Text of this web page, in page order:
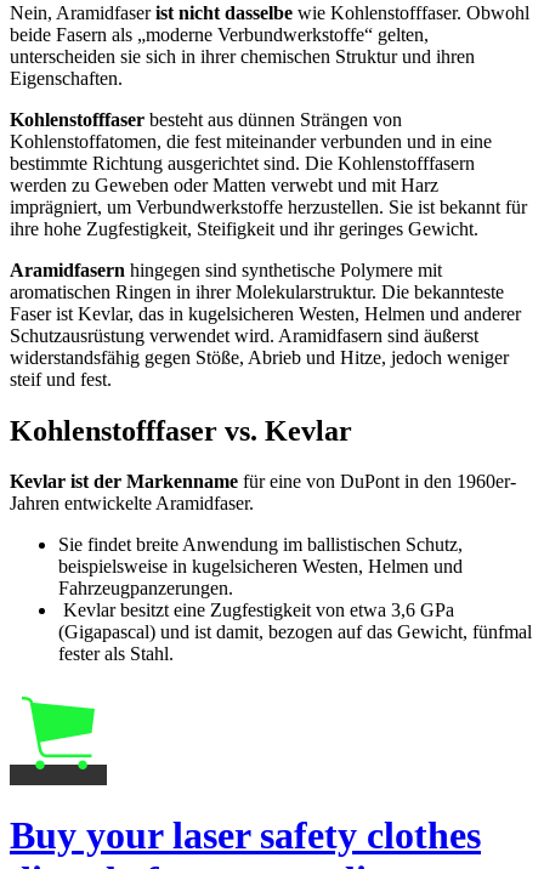
Nein, Aramidfaserist nicht dasselbe wie Kohlenstofffaser. Obwohl
beide Fasern als „moderne Verbundwerkstoffe“ gelten,
unterscheiden sie sich in ihrer chemischen Struktur und ihren
Eigenschaften.
Kohlenstofffaser besteht aus dünnen Strängen von
Kohlenstoffatomen, die fest miteinander verbunden und in eine
bestimmte Richtung ausgerichtet sind. Die Kohlenstofffasern
werden zu Geweben oder Matten verwebt und mit Harz
imprägniert, um Verbundwerkstoffe herzustellen. Sie ist bekannt für
ihre hohe Zugfestigkeit, Steifigkeit und ihr geringes Gewicht.
Aramidfasern hingegen sind synthetische Polymere mit
aromatischen Ringen in ihrer Molekularstruktur. Die bekannteste
Faser ist Kevlar, das in kugelsicheren Westen, Helmen und anderer
Schutzausrüstung verwendet wird. Aramidfasern sind äußerst
widerstandsfähig gegen Stöße, Abrieb und Hitze, jedoch weniger
steif und fest.
Kohlenstofffaser vs. Kevlar
Kevlar ist der Markenname für eine von DuPont in den 1960er-
Jahren entwickelte Aramidfaser.
Sie findet breite Anwendung im ballistischen Schutz,
beispielsweise in kugelsicheren Westen, Helmen und
Fahrzeugpanzerungen.
Kevlar besitzt eine Zugfestigkeit von etwa 3,6 GPa
(Gigapascal) und ist damit, bezogen auf das Gewicht, fünfmal
fester als Stahl.
Buy your laser safety clothes